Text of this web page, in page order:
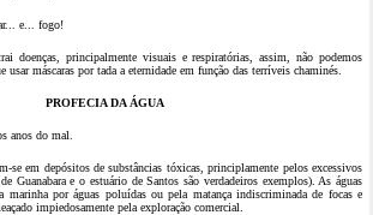
e... fogo!
doenças, principalmente visuais e respiratórias, assim, não podemos
usar máscaras por tada a eternidade em função das terríveis chaminés.
PROFECIA DA ÁGUA
anos do mal.
se em depósitos de substâncias tóxicas, principlamente pelos excessivos
Guanabara e o estuário de Santos são verdadeiros exemplos). As águas
marinha por águas poluídas ou pela matança indiscriminada de focas e
impiedosamente pela exploração comercial.